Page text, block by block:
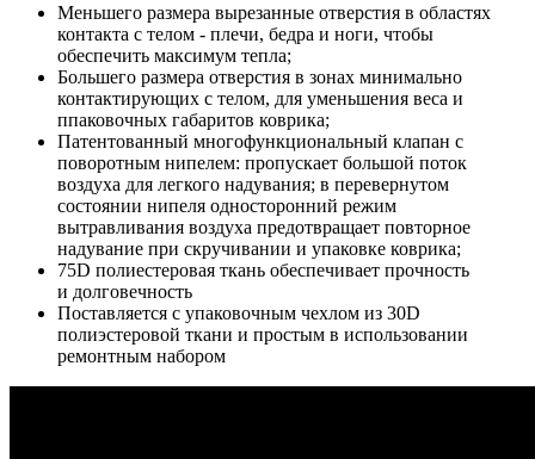
Меньшего размера вырезанные отверстия в областях
контакта с телом - плечи, бедра и ноги, чтобы
обеспечить максимум тепла;
Большего размера отверстия в зонах минимально
контактирующих с телом, для уменьшения веса и
ппаковочных габаритов коврика;
Патентованный многофункциональный клапан с
поворотным нипелем: пропускает большой поток
воздуха для легкого надувания; в перевернутом
состоянии нипеля односторонний режим
вытравливания воздуха предотвращает повторное
надувание при скручивании и упаковке коврика;
75D полиестеровая ткань обеспечивает прочность
и долговечность
Поставляется с упаковочным чехлом из 30D
полиэстеровой ткани и простым в использовании
ремонтным набором